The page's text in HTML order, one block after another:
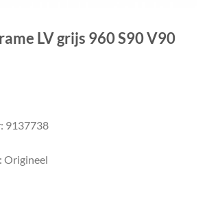
LV grijs 960 S90 V90
9137738
Origineel